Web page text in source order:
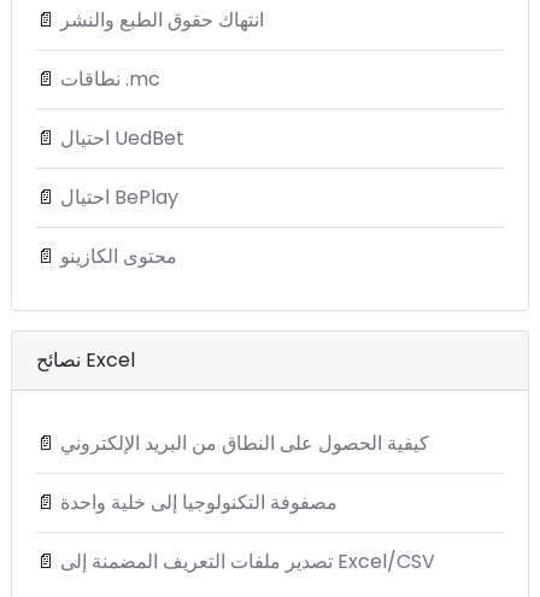
📄 انتهاك حقوق الطبع والنشر
📄 نطاقات .mc
📄 احتيال UedBet
📄 احتيال BePlay
📄 محتوى الكازينو
نصائح Excel
📄 كيفية الحصول على النطاق من البريد الإلكتروني
📄 مصفوفة التكنولوجيا إلى خلية واحدة
📄 تصدير ملفات التعريف المضمنة إلى Excel/CSV